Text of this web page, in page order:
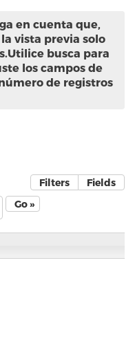
en cuenta que,
vista previa solo
busca para
los campos de
de registros
Filters
Fields
Go »